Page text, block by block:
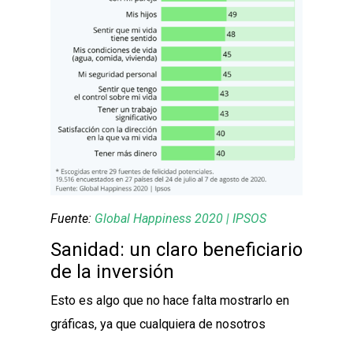
Fuente: Global Happiness 2020 | IPSOS
Sanidad: un claro beneficiario
de la inversión
Esto es algo que no hace falta mostrarlo en
gráficas, ya que cualquiera de nosotros